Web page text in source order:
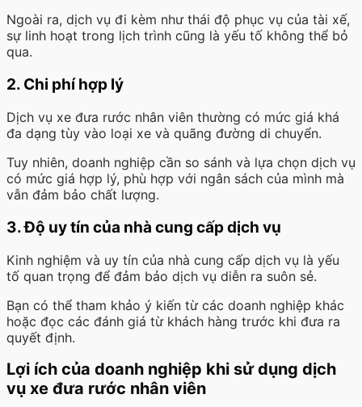
Ngoài ra, dịch vụ đi kèm như thái độ phục vụ của tài xế,
sự linh hoạt trong lịch trình cũng là yếu tố không thể bỏ
qua.
2. Chi phí hợp lý
Dịch vụ xe đưa rước nhân viên thường có mức giá khá
đa dạng tùy vào loại xe và quãng đường di chuyển.
Tuy nhiên, doanh nghiệp cần so sánh và lựa chọn dịch vụ
có mức giá hợp lý, phù hợp với ngân sách của mình mà
vẫn đảm bảo chất lượng.
3. Độ uy tín của nhà cung cấp dịch vụ
Kinh nghiệm và uy tín của nhà cung cấp dịch vụ là yếu
tố quan trọng để đảm bảo dịch vụ diễn ra suôn sẻ.
Bạn có thể tham khảo ý kiến từ các doanh nghiệp khác
hoặc đọc các đánh giá từ khách hàng trước khi đưa ra
quyết định.
Lợi ích của doanh nghiệp khi sử dụng dịch
vụ xe đưa rước nhân viên